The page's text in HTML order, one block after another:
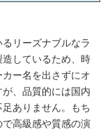
リーズナブルなラ
しているため、時
ー名を出さずにオ
、品質的には国内
ありません。もち
高級感や質感の演